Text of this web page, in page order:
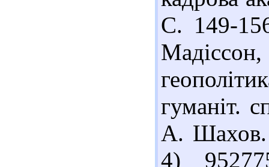
С. 149-
гуманіт.
А. Шахов.
4)